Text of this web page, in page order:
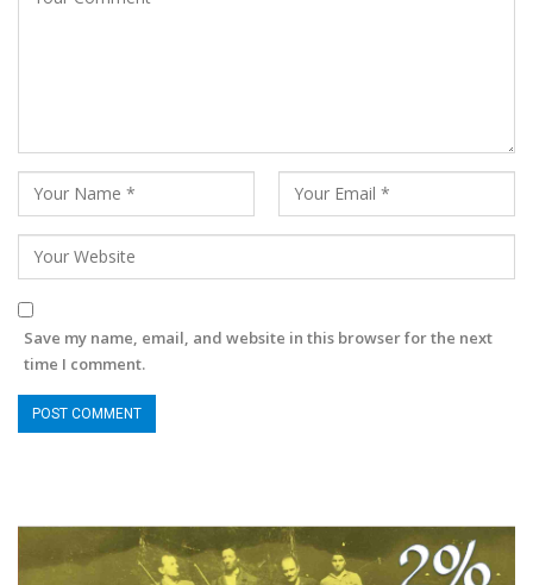
Save my name, email, and website in this browser for the next
time I comment.